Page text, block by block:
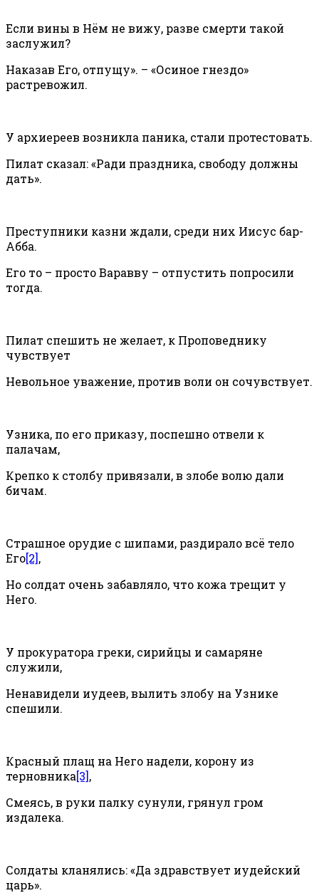
Если вины в Нём не вижу, разве смерти такой
заслужил?
Наказав Его, отпущу». – «Осиное гнездо»
растревожил.
У архиереев возникла паника, стали протестовать.
Пилат сказал: «Ради праздника, свободу должны
дать».
Преступники казни ждали, среди них Иисус бар-
Абба.
Его то – просто Варавву – отпустить попросили
тогда.
Пилат спешить не желает, к Проповеднику
чувствует
Невольное уважение, против воли он сочувствует.
Узника, по его приказу, поспешно отвели к
палачам,
Крепко к столбу привязали, в злобе волю дали
бичам.
Страшное орудие с шипами, раздирало всё тело
Его[2],
Но солдат очень забавляло, что кожа трещит у
Него.
У прокуратора греки, сирийцы и самаряне
служили,
Ненавидели иудеев, вылить злобу на Узнике
спешили.
Красный плащ на Него надели, корону из
терновника[3],
Смеясь, в руки палку сунули, грянул гром
издалека.
Солдаты кланялись: «Да здравствует иудейский
царь».